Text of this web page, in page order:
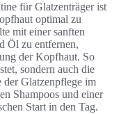
für Glatzenträger ist
optimal zu
mit einer sanften
Öl zu entfernen,
der Kopfhaut. So
sondern auch die
der Glatzenpflege im
Shampoos und einer
Start in den Tag.